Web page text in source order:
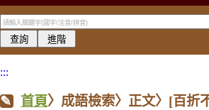
:::
首頁〉成語檢索〉正文〉 [百折